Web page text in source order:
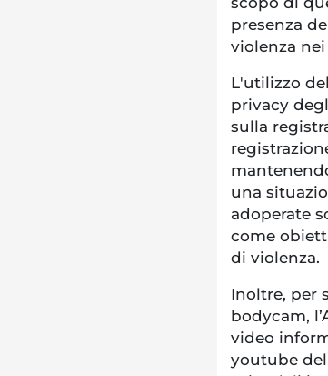
presenza
violenza
L'utilizzo
privacy
sulla
una
adoperate
come
di violenza.
Inoltre, per
bodycam,
video
youtube